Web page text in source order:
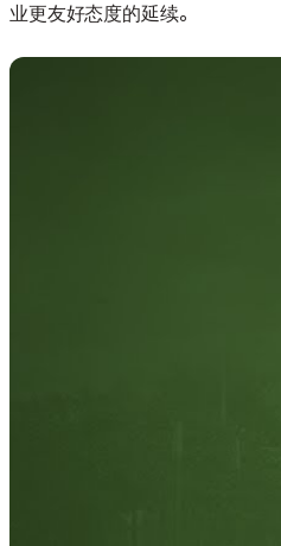
业更友好态度的延续。